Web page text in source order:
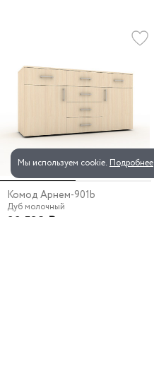
Мы используем cookie. Подробнее
Комод Арнем-901b
Дуб молочный
22 538 ₽